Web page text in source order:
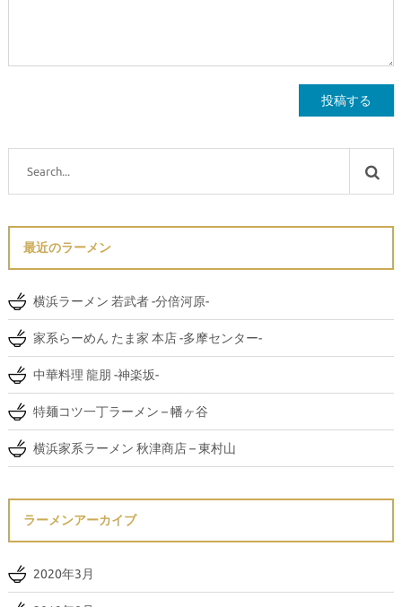
最近のラーメン
横浜ラーメン 若武者 -分倍河原-
家系らーめん たま家 本店 -多摩センター-
中華料理 龍朋 -神楽坂-
特麺コツ一丁ラーメン – 幡ヶ谷
横浜家系ラーメン 秋津商店 – 東村山
ラーメンアーカイブ
2020年3月